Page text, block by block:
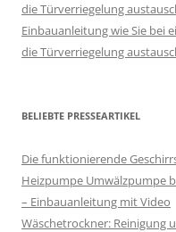
die Türverriegelung
Einbauanleitung wie Sie bei
die Türverriegelung
BELIEBTE PRESSEARTIKEL
Die funktionierende
Heizpumpe Umwälzpumpe
– Einbauanleitung mit Video
Wäschetrockner: Reinigung